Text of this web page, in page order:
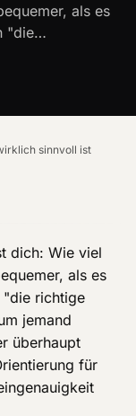
als es
"die…
sinnvoll ist
dich: Wie viel
als es
"die richtige
jemand
überhaupt
für